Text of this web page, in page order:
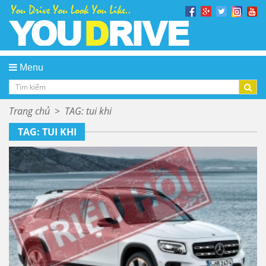
Menu
Trang chủ > TAG: tui khi
TAG: TUI KHI